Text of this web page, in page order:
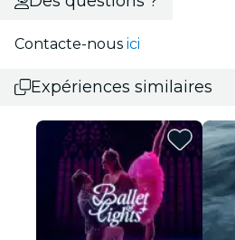
Contacte-nous ici
Expériences similaires